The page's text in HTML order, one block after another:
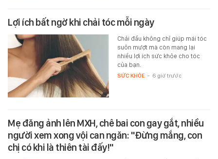
Lợi ích bất ngờ khi chải tóc mỗi ngày
Chải đầu không chỉ giúp mái tóc
suôn mượt mà còn mang lại
nhiều lợi ích sức khỏe cho tóc
của bạn.
SỨC KHỎE - 6 giờ trước
Mẹ đăng ảnh lên MXH, chê bai con gay gắt, nhiều
người xem xong vội can ngăn: "Đừng mắng, con
chị có khi là thiên tài đấy!"